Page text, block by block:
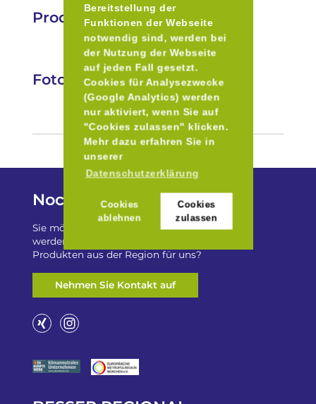
Bereitstellung der
Funktionen der Webseite
notwendig sind, werden bei
der Nutzung der Webseite
auf jeden Fall gesetzt.
Cookies für Analysezwecke
(Google Analytics) werden
nur aktiviert, wenn Sie auf
"Cookies zulassen" klicken.
Mehr dazu erfahren Sie in
unserer
Datenschutzerklärung
Cookies
ablehnen
Cookies
zulassen
Produkte
Fotos
Noch Fragen?
Sie möchten auf „Besser Regional“ gelistet
werden? Oder haben Sie einen Freizeittip zu
Produkten aus der Region für uns?
Nehmen Sie Kontakt auf